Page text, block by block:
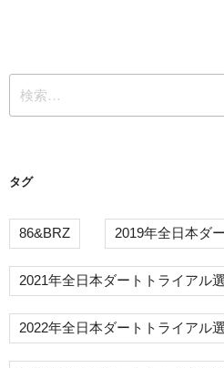
シ
ョ
索:
タグ
86&BRZ 2019年全日本ダ
2021年全日本ダートトライアル
2022年全日本ダートトライアル